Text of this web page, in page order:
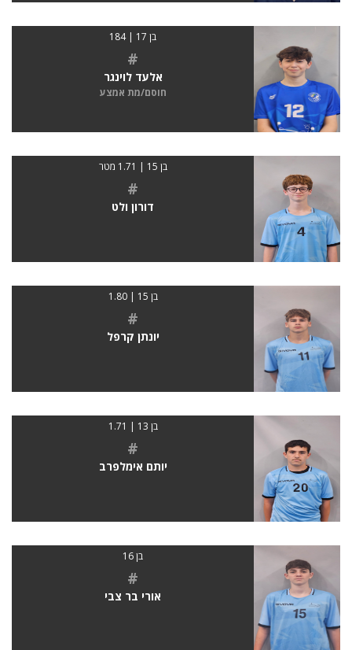
בן 17 | 184
#
אלעד לוינגר
חוסם/מת אמצע
בן 15 | 1.71 מטר
#
דורון ולט
בן 15 | 1.80
#
יונתן קרפל
בן 13 | 1.71
#
יותם אימלפרב
בן 16
#
אורי בר צבי